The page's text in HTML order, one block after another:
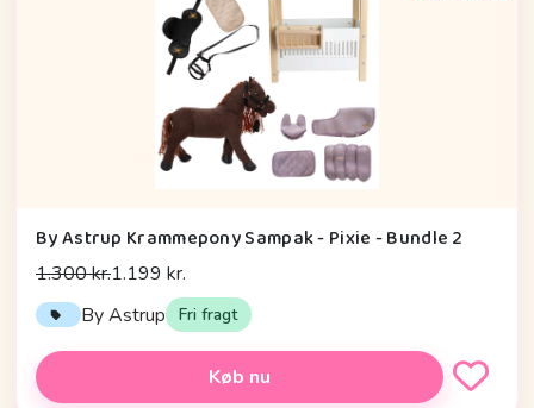
By Astrup Krammepony Sampak - Pixie - Bundle 2
1.300 kr.1.199 kr.
By Astrup Fri fragt
Køb nu